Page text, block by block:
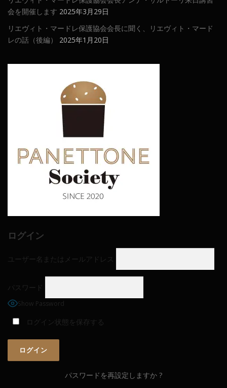
会を開催します 2025年3月29日
リエヴィト・マードレ保護協会会長に聞く、リエヴィト・マード
レの話（後編）
2025年1月20日
ログイン
ユーザー名またはメールアドレス
パスワード
Show Password
ログイン状態を保存する
パスワードを再設定しますか ?